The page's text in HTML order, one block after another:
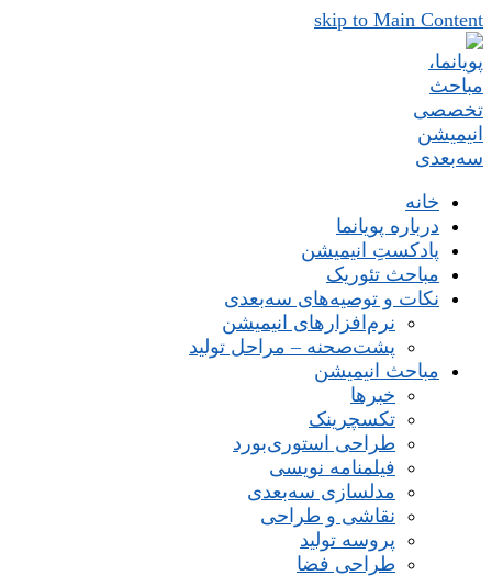
skip to Main Content
خانه
درباره پویانما
پادکستِ انیمیشن
مباحث تئوریک
نکات و توصیه‌های‌ سه‌بعدی
نرم‌افزارهای انیمیشن
پشت‌صحنه – مراحل تولید
مباحث انیمیشن
خبرها
تکسچرینک
طراحی استوری‌بورد
فیلمنامه نویسی
مدلسازی سه‌بعدی
نقاشی و طراحی
پروسه تولید
طراحی فضا